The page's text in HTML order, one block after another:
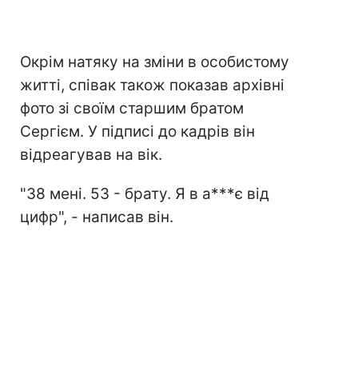
Окрім натяку на зміни в особистому
житті, співак також показав архівні
фото зі своїм старшим братом
Сергієм. У підписі до кадрів він
відреагував на вік.
"38 мені. 53 - брату. Я в а***є від
цифр", - написав він.